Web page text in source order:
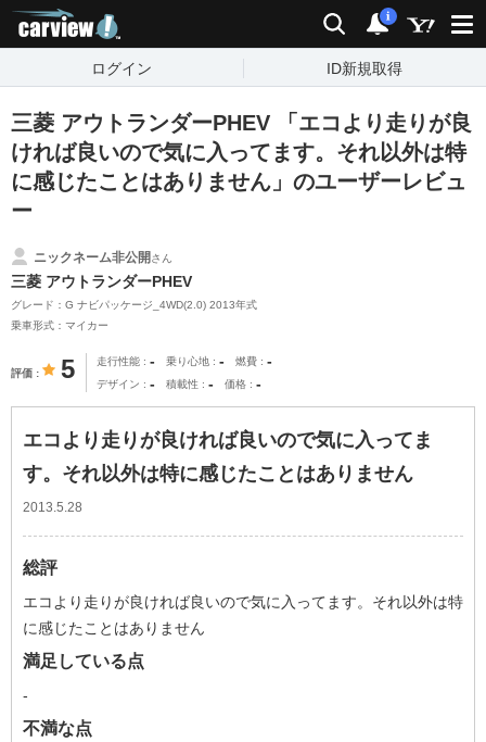
検索 通知
i
ログイン ID新規取得
三菱 アウトランダーPHEV 「エコより走りが良
ければ良いので気に入ってます。それ以外は特
に感じたことはありません」のユーザーレビュ
ー
ニックネーム非公開さん
三菱 アウトランダーPHEV
グレード：G ナビパッケージ_4WD(2.0) 2013年式
乗車形式：マイカー
評価 5 走行性能 - 乗り心地 - 燃費 -
デザイン - 積載性 - 価格 -
エコより走りが良ければ良いので気に入ってま
す。それ以外は特に感じたことはありません
2013.5.28
総評
エコより走りが良ければ良いので気に入ってます。それ以外は特
に感じたことはありません
満足している点
-
不満な点